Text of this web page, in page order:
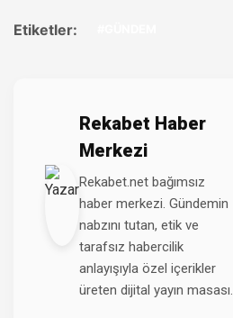
Etiketler:
Rekabet Haber
Merkezi
Rekabet.net bağımsız
haber merkezi. Gündemin
nabzını tutan, etik ve
tarafsız habercilik
anlayışıyla özel içerikler
üreten dijital yayın masası.